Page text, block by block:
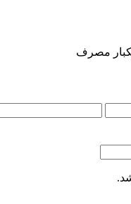
مصرف